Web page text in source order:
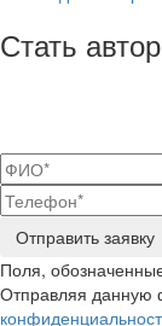
Стать
Отправить заявку
Поля,
Отправляя данную